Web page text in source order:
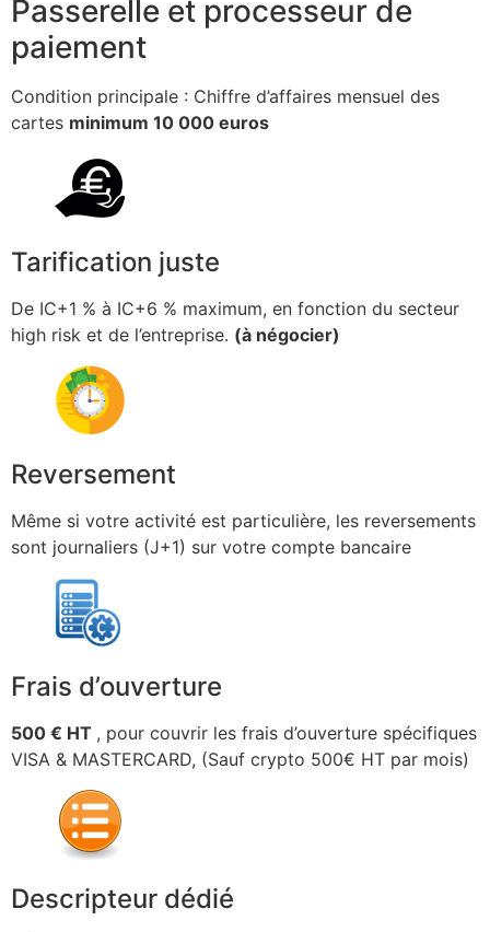
Passerelle et processeur de
paiement
Condition principale : Chiffre d’affaires mensuel des
cartes minimum 10 000 euros
Tarification juste
De IC+1 % à IC+6 % maximum, en fonction du secteur
high risk et de l’entreprise. (à négocier)
Reversement
Même si votre activité est particulière, les reversements
sont journaliers (J+1) sur votre compte bancaire
Frais d’ouverture
500 € HT , pour couvrir les frais d’ouverture spécifiques
VISA & MASTERCARD, (Sauf crypto 500€ HT par mois)
Descripteur dédié